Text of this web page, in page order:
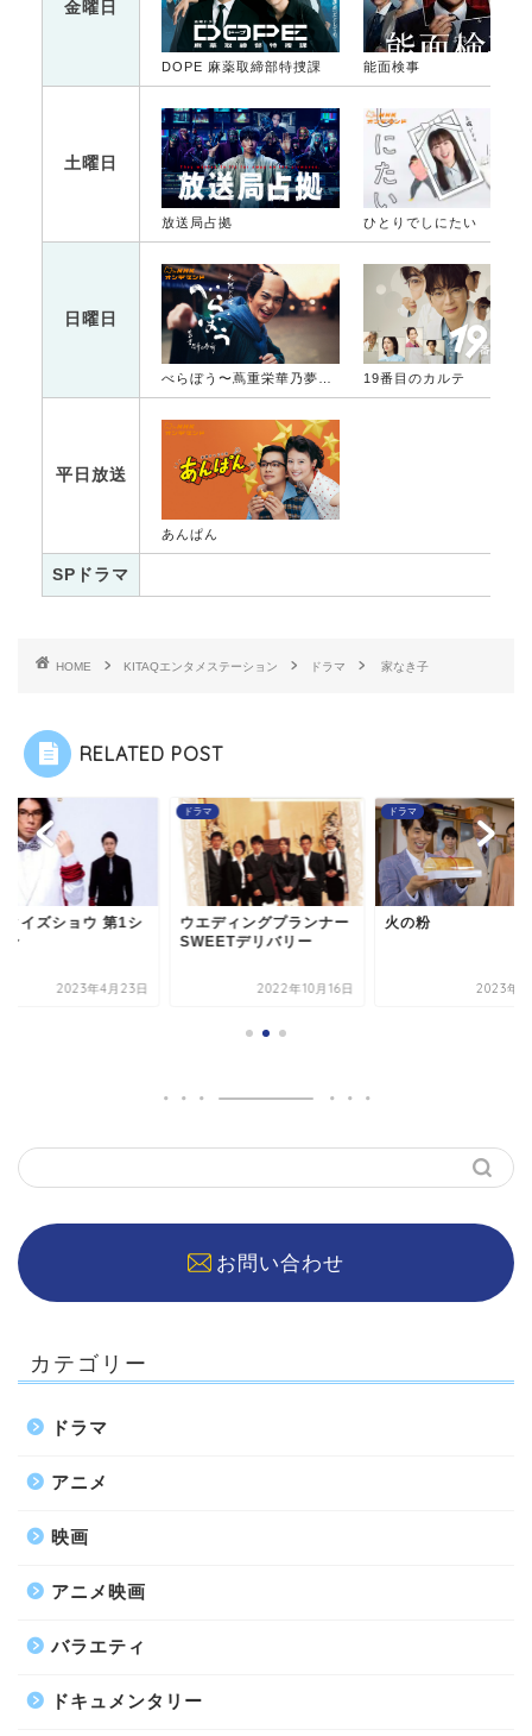
金曜日
DOPE 麻薬取締部特捜課 能面検事
土曜日
放送局占拠 ひとりでしにたい
日曜日
19番目のカルテ
平日放送
あんぱん
SPドラマ
HOME KITAQエンタメステーション ドラマ 家なき子
RELATED POST
ディングプランナー
デリバリー
2022年10月16日
ドラマ
火の粉
2023年1月8日
ドラマ
ザ・クイズショウ
2023年4
お問い合わせ
カテゴリー
ドラマ
アニメ
映画
アニメ映画
バラエティ
ドキュメンタリー